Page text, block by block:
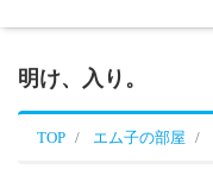
明け、入り。
TOP エム子の部屋